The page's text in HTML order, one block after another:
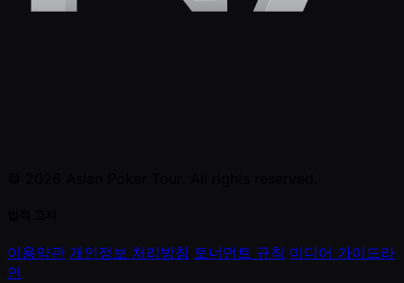
이용약관 개인정보 처리방침 토너먼트 규칙 미디어 가이드라
인